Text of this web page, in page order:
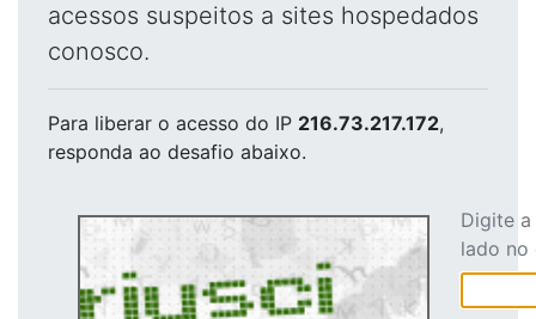
acessos suspeitos a sites hospedados
conosco.
Para liberar o acesso do IP 216.73.217.172,
responda ao desafio abaixo.
Digite
lado no